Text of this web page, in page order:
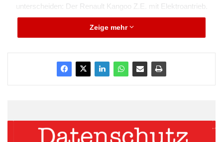
Von außen nicht von einem Verbrennungsantrieb zu unterscheiden: Der
Also alles eine Frage der Zeit
und der Preisstruktur – nicht
Im Augenblick rechnen sich auf absehbarer Zeit jedoch nicht der
Einbau von Brennstoffzellen, da diese nach wie vor in viel zu
Zeige mehr